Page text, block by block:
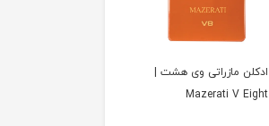
ادکلن مازراتی وی هشت |
Mazerati V Eight